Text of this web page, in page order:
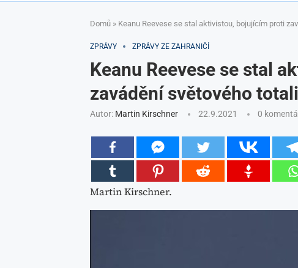
Domů » Keanu Reevese se stal aktivistou, bojujícím proti
ZPRÁVY ZPRÁVY ZE ZAHRANIČÍ
Keanu Reevese se stal
zavádění světového
Autor: Martin Kirschner 22.9.2021 0
Martin Kirschner.